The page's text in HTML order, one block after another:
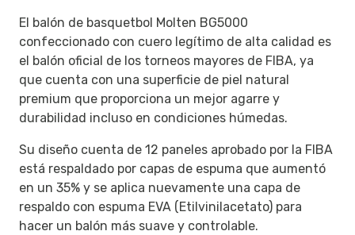
El balón de basquetbol Molten BG5000
confeccionado con cuero legítimo de alta calidad es
el balón oficial de los torneos mayores de FIBA, ya
que cuenta con una superficie de piel natural
premium que proporciona un mejor agarre y
durabilidad incluso en condiciones húmedas.
Su diseño cuenta de 12 paneles aprobado por la FIBA
está respaldado por capas de espuma que aumentó
en un 35% y se aplica nuevamente una capa de
respaldo con espuma EVA (Etilvinilacetato) para
hacer un balón más suave y controlable.